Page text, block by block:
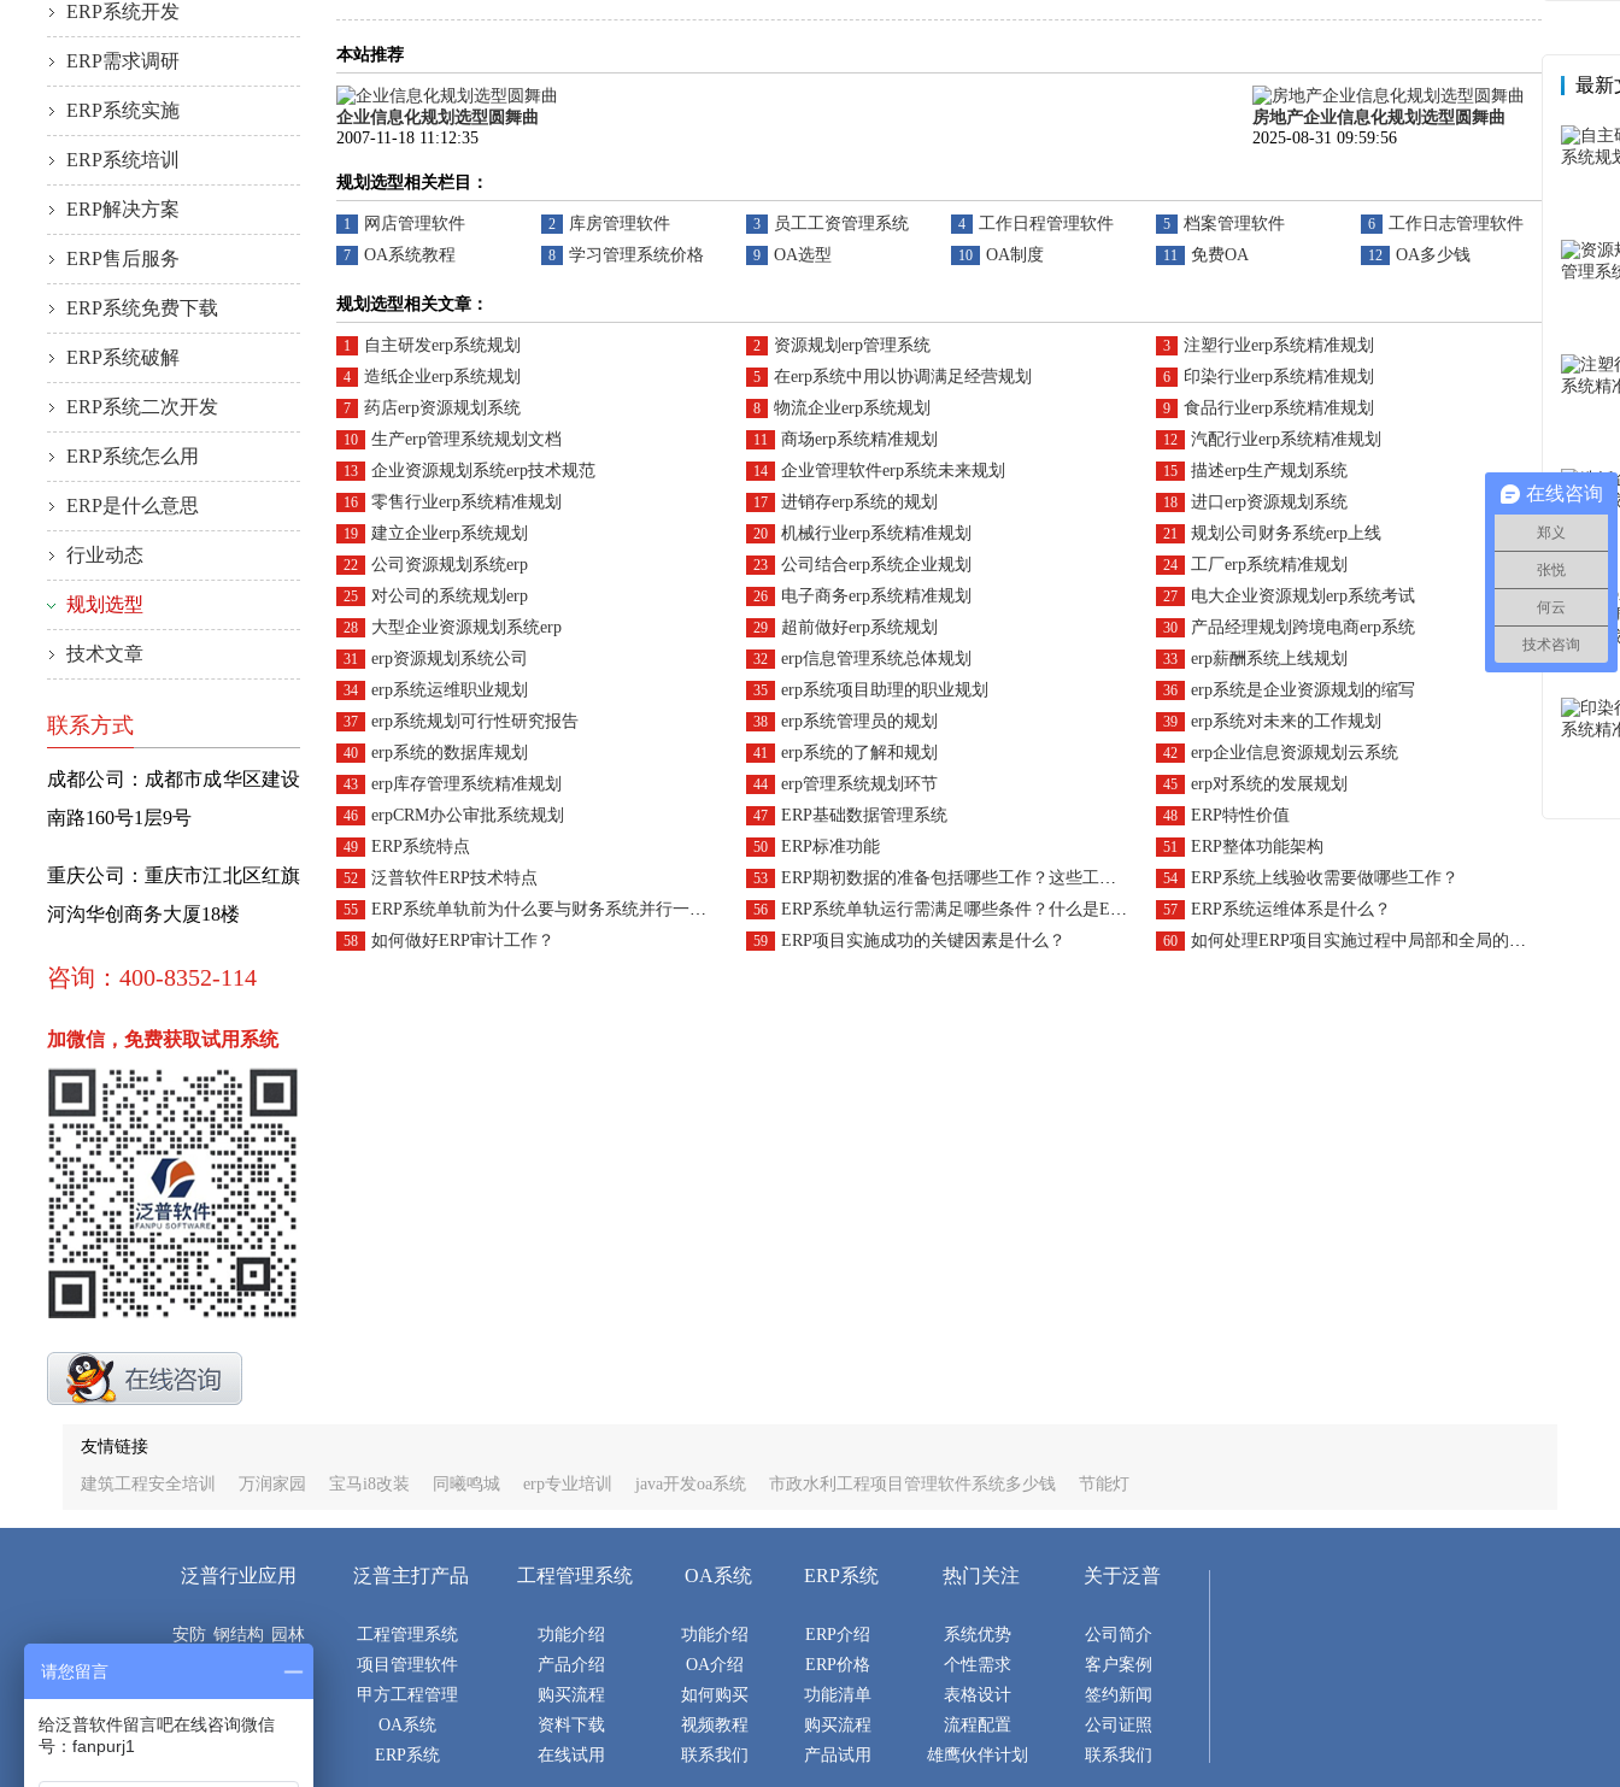
ERP系统开发
ERP需求调研
ERP系统实施
ERP系统培训
ERP解决方案
ERP售后服务
ERP系统免费下载
ERP系统破解
ERP系统二次开发
ERP系统怎么用
ERP是什么意思
行业动态
规划选型
技术文章
联系方式
成都公司：成都市成华区建设
南路160号1层9号
重庆公司：重庆市江北区红旗
河沟华创商务大厦18楼
咨询：400-8352-114
加微信，免费获取试用系统
本站推荐
企业信息化规划选型圆舞曲
2007-11-18 11:12:35
房地产企业信息化规划选型圆舞曲
2025-08-31 09:59:56
规划选型相关栏目：
1 网店管理软件 2 库房管理软件 3 员工工资管理系统 4 工作日程管理软件 5 档案管理软件 6 工作日志管理软件
7 OA系统教程 8 学习管理系统价格 9 OA选型 10 OA制度 11 免费OA 12 OA多少钱
规划选型相关文章：
1 自主研发erp系统规划 2 资源规划erp管理系统 3 注塑行业erp系统精准规划
4 造纸企业erp系统规划 5 在erp系统中用以协调满足经营规划 6 印染行业erp系统精准规划
7 药店erp资源规划系统 8 物流企业erp系统规划 9 食品行业erp系统精准规划
10 生产erp管理系统规划文档 11 商场erp系统精准规划 12 汽配行业erp系统精准规划
13 企业资源规划系统erp技术规范 14 企业管理软件erp系统未来规划 15 描述erp生产规划系统
16 零售行业erp系统精准规划 17 进销存erp系统的规划 18 进口erp资源规划系统
19 建立企业erp系统规划 20 机械行业erp系统精准规划 21 规划公司财务系统erp上线
22 公司资源规划系统erp 23 公司结合erp系统企业规划 24 工厂erp系统精准规划
25 对公司的系统规划erp 26 电子商务erp系统精准规划 27 电大企业资源规划erp系统考试
28 大型企业资源规划系统erp 29 超前做好erp系统规划 30 产品经理规划跨境电商erp系统
31 erp资源规划系统公司 32 erp信息管理系统总体规划 33 erp薪酬系统上线规划
34 erp系统运维职业规划 35 erp系统项目助理的职业规划 36 erp系统是企业资源规划的缩写
37 erp系统规划可行性研究报告 38 erp系统管理员的规划 39 erp系统对未来的工作规划
40 erp系统的数据库规划 41 erp系统的了解和规划 42 erp企业信息资源规划云系统
43 erp库存管理系统精准规划 44 erp管理系统规划环节 45 erp对系统的发展规划
46 erpCRM办公审批系统规划 47 ERP基础数据管理系统 48 ERP特性价值
49 ERP系统特点 50 ERP标准功能 51 ERP整体功能架构
52 泛普软件ERP技术特点 53 ERP期初数据的准备包括哪些工作？这些工作有什么作用？ 54 ERP系统上线验收需要做哪些工作？
55 ERP系统单轨前为什么要与财务系统并行一段时间？ 56 ERP系统单轨运行需满足哪些条件？什么是ERP系统单轨运行？ 57 ERP系统运维体系是什么？
58 如何做好ERP审计工作？ 59 ERP项目实施成功的关键因素是什么？ 60 如何处理ERP项目实施过程中局部和全局的关系？
最新
友情链接
建筑工程安全培训 万润家园 宝马i8改装 同曦鸣城 erp专业培训 java开发oa系统 市政水利工程项目管理软件系统多少钱 节能灯
泛普行业应用
安防 钢结构 园林
空调 建筑 土建
隧道 桥梁 路桥
泛普主打产品
工程管理系统
项目管理软件
甲方工程管理
OA系统
ERP系统
工程管理系统
功能介绍
产品介绍
购买流程
资料下载
在线试用
OA系统
功能介绍
OA介绍
如何购买
视频教程
联系我们
ERP系统
ERP介绍
ERP价格
功能清单
购买流程
产品试用
热门关注
系统优势
个性需求
表格设计
流程配置
雄鹰伙伴计划
关于泛普
公司简介
客户案例
签约新闻
公司证照
联系我们
在线咨询
郑义
张悦
何云
技术咨询
请您留言
给泛普软件留言吧在线咨询微信
号：fanpurj1